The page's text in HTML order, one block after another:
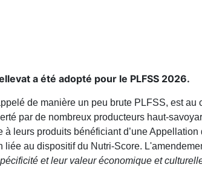
a été adopté pour le PLFSS 2026.
de manière un peu brute PLFSS, est
par de nombreux producteurs haut-
à leurs produits bénéficiant d’une
au dispositif du Nutri-Score.
et leur valeur économique et